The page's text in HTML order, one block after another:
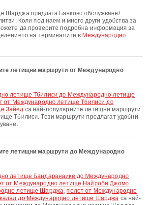
Коли под наем и много други удобства за
да проверите подробна информация за
на терминалите в Международно
летищни маршрути от Международно
от Международно летище Тбилиси до
Зайед са най-популярните летищни маршрути
Тбилиси. Тези маршрути предлагат удобни
летищни маршрути до Международно
от Международно летище Найроби Джомо
летище Шарджа,полет от Международно
до Международно летище Шарджа са най-